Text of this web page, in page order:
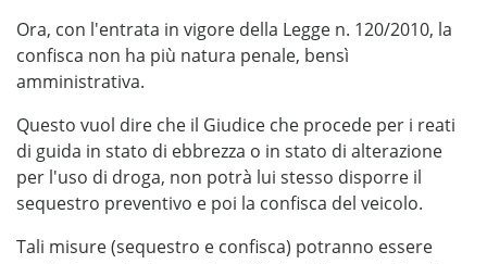
Ora, con l'entrata in vigore della Legge n. 120/2010, la
confisca non ha più natura penale, bensì
amministrativa.
Questo vuol dire che il Giudice che procede per i reati
di guida in stato di ebbrezza o in stato di alterazione
per l'uso di droga, non potrà lui stesso disporre il
sequestro preventivo e poi la confisca del veicolo.
Tali misure (sequestro e confisca) potranno essere